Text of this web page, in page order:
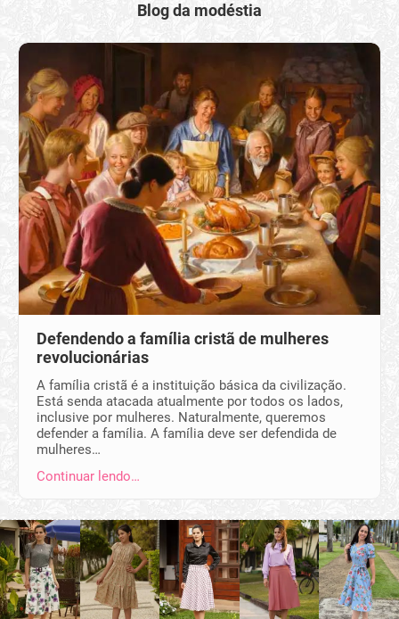
Blog da modéstia
Defendendo a família cristã de mulheres
revolucionárias
A família cristã é a instituição básica da civilização.
Está senda atacada atualmente por todos os lados,
inclusive por mulheres. Naturalmente, queremos
defender a família. A família deve ser defendida de
mulheres…
Continuar lendo…